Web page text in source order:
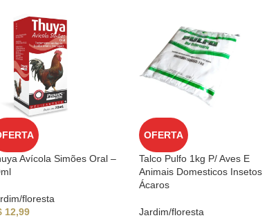
Avícola Simões Oral –
floresta
12,99
OFERTA
Talco Pulfo 1kg P/ Aves E
Animais Domesticos Insetos
Ácaros
Jardim/floresta